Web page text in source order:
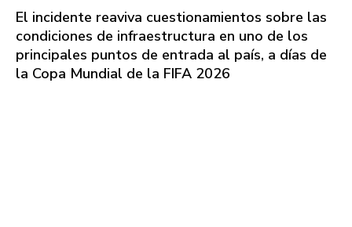
El incidente reaviva cuestionamientos sobre las
condiciones de infraestructura en uno de los
principales puntos de entrada al país, a días de
la Copa Mundial de la FIFA 2026